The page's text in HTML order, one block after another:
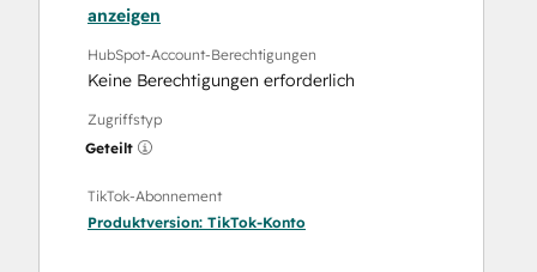
anzeigen
HubSpot-Account-Berechtigungen
Keine Berechtigungen erforderlich
Zugriffstyp
Geteilt
TikTok-Abonnement
Produktversion: TikTok-Konto